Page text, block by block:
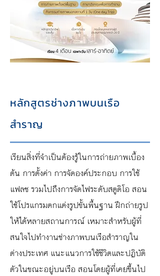
หลักสูตรช่างภาพบนเรือ
สำราญ
เรียนสิ่งที่จำเป็นต้องรู้ในการถ่ายภาพเบื้อง
ต้น การตั้งค่า การจัดองค์ประกอบ การใช้
แฟลช รวมไปถึงการจัดไฟระดับสตูดิโอ สอน
ใช้โปรแกรมตกแต่งรูปขั้นพื้นฐาน ฝึกถ่ายรูป
ให้ได้หลายสถานการณ์ เหมาะสำหรับผู้ที่
สนใจไปทำงานช่างภาพบนเรือสำราญใน
ต่างประเทศ แนะแนวการใช้ชีวิตและปฏิบัติ
ตัวในขณะอยู่บนเรือ สอนโดยผู้ที่เคยขึ้นไป